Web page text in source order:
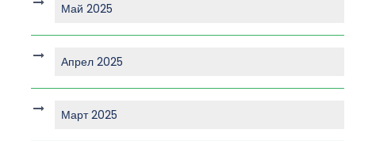
Май 2025
Апрел 2025
Март 2025